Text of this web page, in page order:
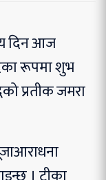
दिन आज
रूपमा शुभ
प्रतीक जमरा